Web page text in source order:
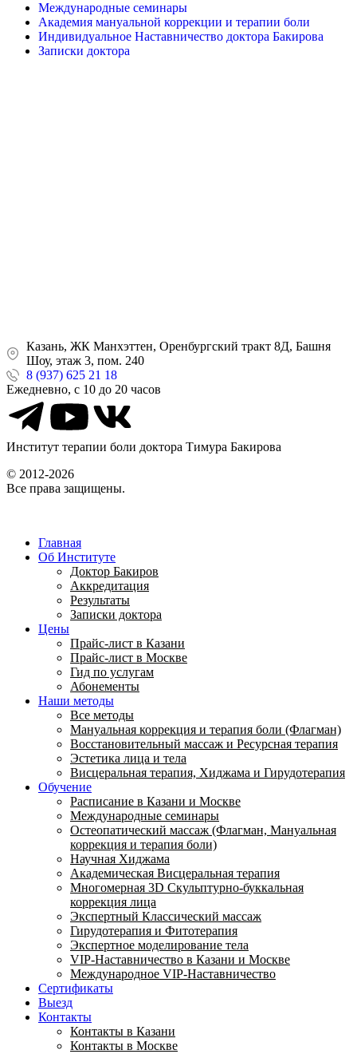
Международные семинары
Академия мануальной коррекции и терапии боли
Индивидуальное Наставничество доктора Бакирова
Записки доктора
Казань, ЖК Манхэттен, Оренбургский тракт 8Д, Башня
Шоу, этаж 3, пом. 240
8 (937) 625 21 18
Ежедневно, с 10 до 20 часов
Институт терапии боли доктора Тимура Бакирова
© 2012-2026
Все права защищены.
Главная
Об Институте
Доктор Бакиров
Аккредитация
Результаты
Записки доктора
Цены
Прайс-лист в Казани
Прайс-лист в Москве
Гид по услугам
Абонементы
Наши методы
Все методы
Мануальная коррекция и терапия боли (Флагман)
Восстановительный массаж и Ресурсная терапия
Эстетика лица и тела
Висцеральная терапия, Хиджама и Гирудотерапия
Обучение
Расписание в Казани и Москве
Международные семинары
Остеопатический массаж (Флагман, Мануальная
коррекция и терапия боли)
Научная Хиджама
Академическая Висцеральная терапия
Многомерная 3D Скульптурно-буккальная
коррекция лица
Экспертный Классический массаж
Гирудотерапия и Фитотерапия
Экспертное моделирование тела
VIP-Наставничество в Казани и Москве
Международное VIP-Наставничество
Сертификаты
Выезд
Контакты
Контакты в Казани
Контакты в Москве